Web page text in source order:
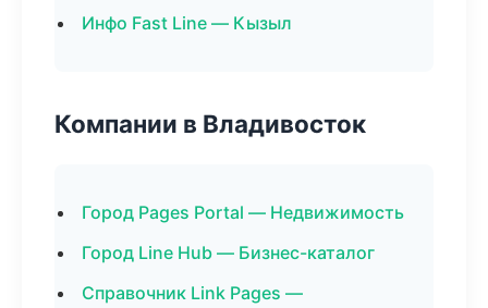
Инфо Fast Line — Кызыл
Компании в Владивосток
Город Pages Portal — Недвижимость
Город Line Hub — Бизнес-каталог
Справочник Link Pages —